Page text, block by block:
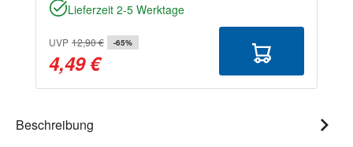
Lieferzeit 2-5 Werktage
UVP 12,90 € -65%
4,49 €
Beschreibung